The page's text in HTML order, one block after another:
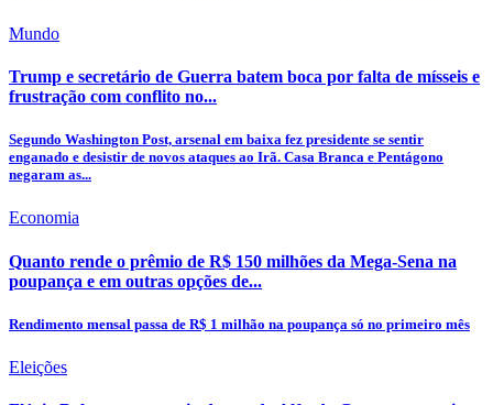
Mundo
Trump e secretário de Guerra batem boca por falta de mísseis e
frustração com conflito no...
Segundo Washington Post, arsenal em baixa fez presidente se sentir
enganado e desistir de novos ataques ao Irã. Casa Branca e Pentágono
negaram as...
Economia
Quanto rende o prêmio de R$ 150 milhões da Mega-Sena na
poupança e em outras opções de...
Rendimento mensal passa de R$ 1 milhão na poupança só no primeiro mês
Eleições